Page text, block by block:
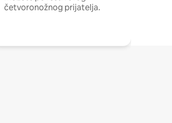
četvoronožnog prijatelja.